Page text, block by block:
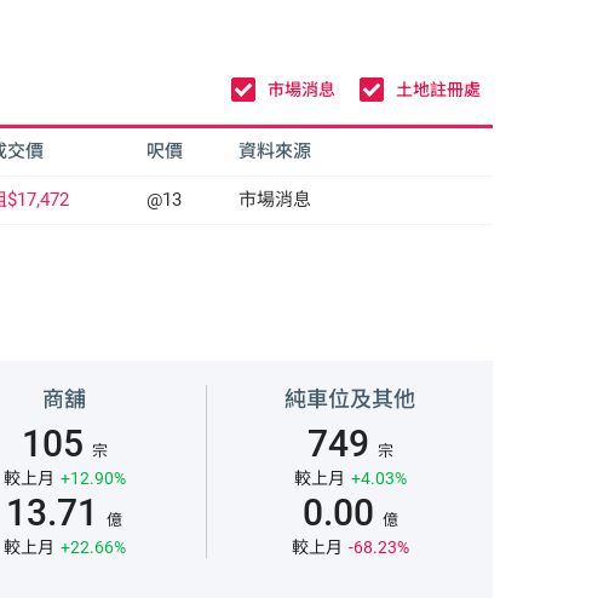
市場消息 土地註冊處
交價 呎價 資料來源
$17,472 @13 市場消息
商舖
105 宗
較上月 +12.90%
13.71 億
較上月 +22.66%
純車位及其他
749 宗
較上月 +4.03%
0.00 億
較上月 -68.23%